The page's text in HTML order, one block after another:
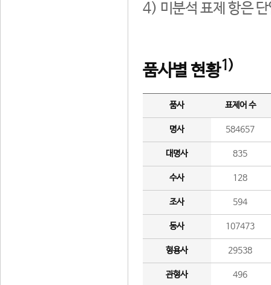
4) 미분석 표제 항은
품사별 현황1)
품사 표제어 수
명사 584657
대명사 835
수사 128
조사 594
동사 107473
형용사 29538
관형사 496